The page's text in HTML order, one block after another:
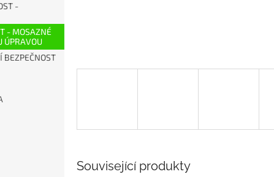
-
- MOSAZNÉ
ÚPRAVOU
Související produkty